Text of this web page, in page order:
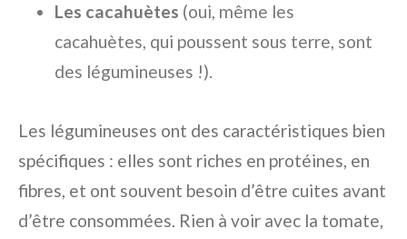
Les cacahuètes (oui, même les
cacahuètes, qui poussent sous terre, sont
des légumineuses !).
Les légumineuses ont des caractéristiques bien
spécifiques : elles sont riches en protéines, en
fibres, et ont souvent besoin d’être cuites avant
d’être consommées. Rien à voir avec la tomate,